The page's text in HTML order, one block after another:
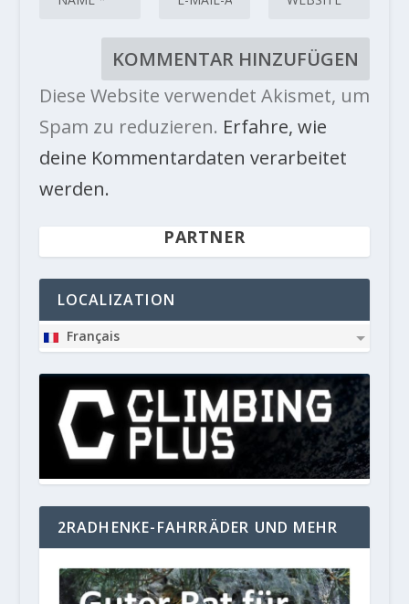
Diese Website verwendet Akismet, um
Spam zu reduzieren. Erfahre, wie
deine Kommentardaten verarbeitet
werden.
PARTNER
LOCALIZATION
Français
2RADHENKE-FAHRRÄDER UND MEHR